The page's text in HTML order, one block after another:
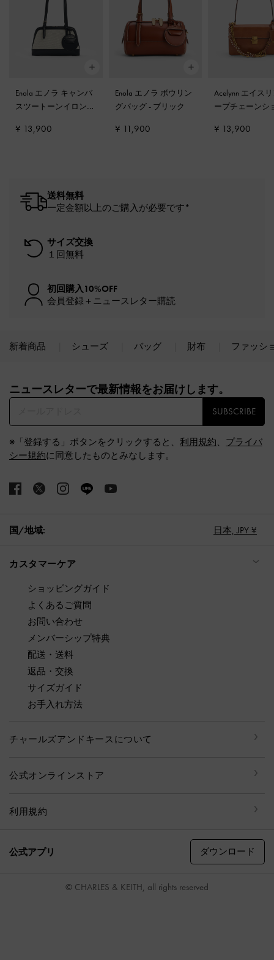
Enola エノラ キャンバ
スツートーンイロンゲ
ッグ- ブラック
¥ 13,900
Enola エノラ ボウリン
グバッグ- ブリック
¥ 11,900
Acelynn エイス
ープチェーンシ
スドタン
¥ 13,900
送料無料
一定金額以上のご購入が必要です*
サイズ交換
１回無料
初回購入10%OFF
会員登録＋ニュースレター購読
新着商品 シューズ バッグ 財布 ファッシ
ニュースレターで最新情報をお届けします。​
SUBSCRIBE
※「登録する」ボタンをクリックすると、 利用規約、 プライバ
シー規約に同意したものとみなします。
国/地域: 日本, JPY ¥
カスタマーケア
ショッピングガイド
よくあるご質問
お問い合わせ
メンバーシップ特典
配送・送料
返品・交換
サイズガイド
お手入れ方法
チャールズアンドキースについて
公式オンラインストア
利用規約
公式アプリ ダウンロード
© CHARLES & KEITH, all rights reserved